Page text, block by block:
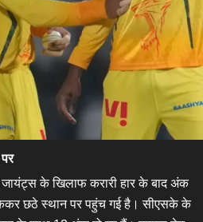
के खिलाफ करारी हार के बाद अंक
छठे स्थान पर पहुंच गई है। सीएसके के